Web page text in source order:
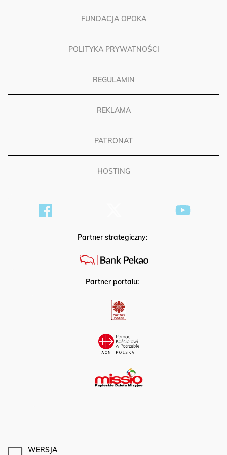
FUNDACJA OPOKA
POLITYKA PRYWATNOŚCI
REGULAMIN
REKLAMA
PATRONAT
HOSTING
Partner strategiczny:
Partner portalu:
WERSJA